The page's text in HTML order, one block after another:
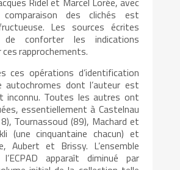
des clichés est
Les sources écrites
de conforter les indications
rapprochements.
ces opérations d’identification
dont l’auteur est
inconnu. Toutes les autres ont
essentiellement à Castelnau
Tournassoud (89), Machard et
(une cinquantaine chacun) et
Aubert et Brissy. L’ensemble
apparaît diminué par